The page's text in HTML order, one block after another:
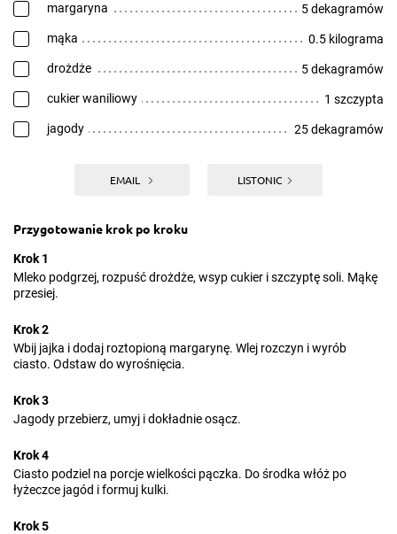
margaryna 5 dekagramów
mąka 0.5 kilograma
drożdże 5 dekagramów
cukier waniliowy 1 szczypta
jagody 25 dekagramów
EMAIL LISTONIC
Przygotowanie krok po kroku
Krok 1
Mleko podgrzej, rozpuść drożdże, wsyp cukier i szczyptę soli. Mąkę
przesiej.
Krok 2
Wbij jajka i dodaj roztopioną margarynę. Wlej rozczyn i wyrób
ciasto. Odstaw do wyrośnięcia.
Krok 3
Jagody przebierz, umyj i dokładnie osącz.
Krok 4
Ciasto podziel na porcje wielkości pączka. Do środka włóż po
łyżeczce jagód i formuj kulki.
Krok 5